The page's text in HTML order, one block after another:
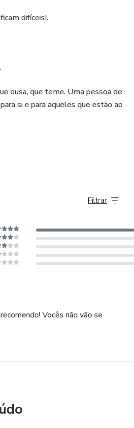
e tornar a jornada mais
positivos e celebre cada pequena
difíceis!.
ousa, que teme. Uma pessoa de
si e para aqueles que estão ao
é viajar o Mundo.
Filtrar
Vocês não vão se